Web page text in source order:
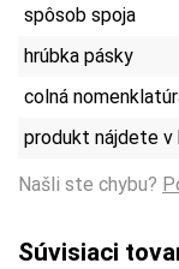
spôsob spoja
hrúbka pásky
colná
produkt nájdete v
Našli ste chybu?
Súvisiaci